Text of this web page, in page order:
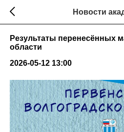
Новости
Результаты перенесённых
области
2026-05-12 13:00